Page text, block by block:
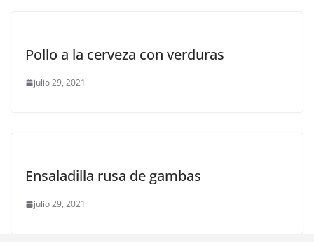
Pollo a la cerveza con verduras
julio 29, 2021
Ensaladilla rusa de gambas
julio 29, 2021